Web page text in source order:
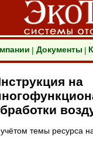
| Документы |
на
темы ресурса